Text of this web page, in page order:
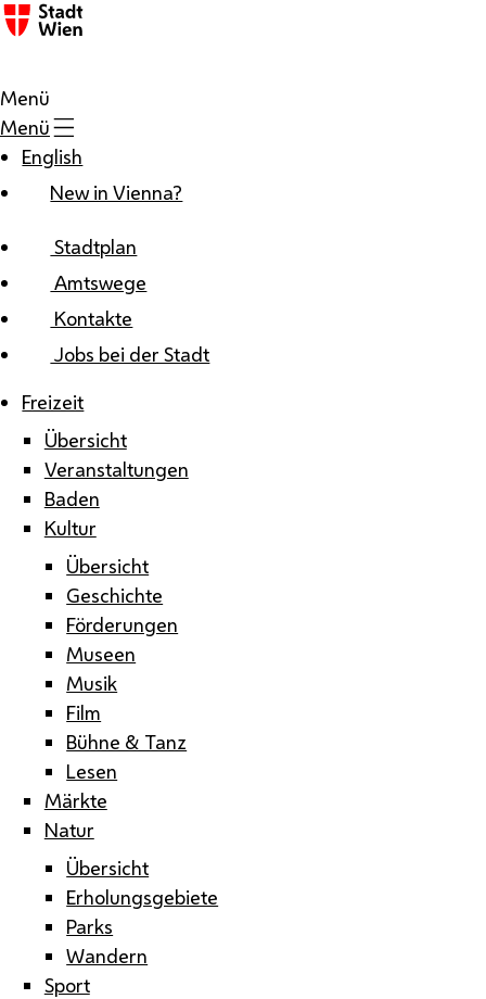
Zum Inhalt
Menü
Menü
English
New in Vienna?
Stadtplan
Amtswege
Kontakte
Jobs bei der Stadt
Freizeit
Übersicht
Veranstaltungen
Baden
Kultur
Übersicht
Geschichte
Förderungen
Museen
Musik
Film
Bühne & Tanz
Lesen
Märkte
Natur
Übersicht
Erholungsgebiete
Parks
Wandern
Sport